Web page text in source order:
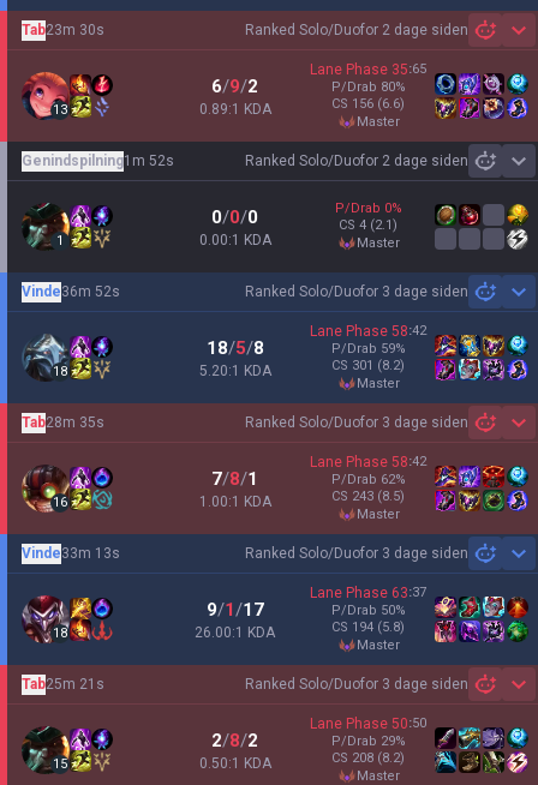
Ranked Solo/Duofor 2 dage siden
Tab23m 30s
13
6/9/2
0.89:1 KDA
Lane Phase 35:65
P/Drab 80%
CS 156 (6.6)
master
Ranked Solo/Duofor 2 dage siden
Genindspilning1m 52s
1
0/0/0
0.00:1 KDA
P/Drab 0%
CS 4 (2.1)
master
Ranked Solo/Duofor 3 dage siden
Vinde36m 52s
18
18/5/8
5.20:1 KDA
Lane Phase 58:42
P/Drab 59%
CS 301 (8.2)
master
Ranked Solo/Duofor 3 dage siden
Tab28m 35s
16
7/8/1
1.00:1 KDA
Lane Phase 58:42
P/Drab 62%
CS 243 (8.5)
master
Ranked Solo/Duofor 3 dage siden
Vinde33m 13s
18
9/1/17
26.00:1 KDA
Lane Phase 63:37
P/Drab 50%
CS 194 (5.8)
master
Ranked Solo/Duofor 3 dage siden
Tab25m 21s
15
2/8/2
0.50:1 KDA
Lane Phase 50:50
P/Drab 29%
CS 208 (8.2)
master